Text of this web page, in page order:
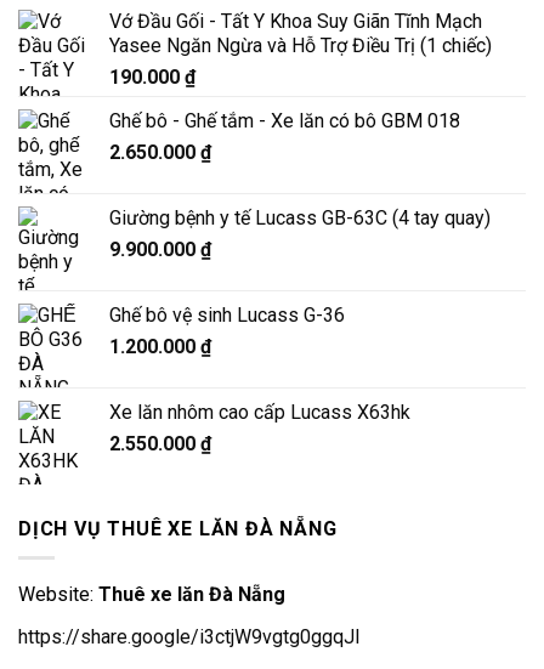
Vớ Đầu Gối - Tất Y Khoa Suy Giãn Tĩnh Mạch
Yasee Ngăn Ngừa và Hỗ Trợ Điều Trị (1 chiếc)
190.000 ₫
Ghế bô - Ghế tắm - Xe lăn có bô GBM 018
2.650.000 ₫
Giường bệnh y tế Lucass GB-63C (4 tay quay)
9.900.000 ₫
Ghế bô vệ sinh Lucass G-36
1.200.000 ₫
Xe lăn nhôm cao cấp Lucass X63hk
2.550.000 ₫
DỊCH VỤ THUÊ XE LĂN ĐÀ NẴNG
Website: Thuê xe lăn Đà Nẵng
https://share.google/i3ctjW9vgtg0ggqJl